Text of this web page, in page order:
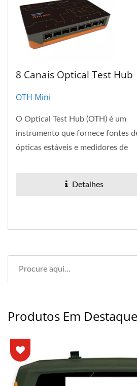
8 Canais Optical Test Hub
OTH Mini
O Optical Test Hub (OTH) é um
instrumento que fornece fontes
ópticas estáveis e medidores de
Detalhes
Produtos Em Destaque